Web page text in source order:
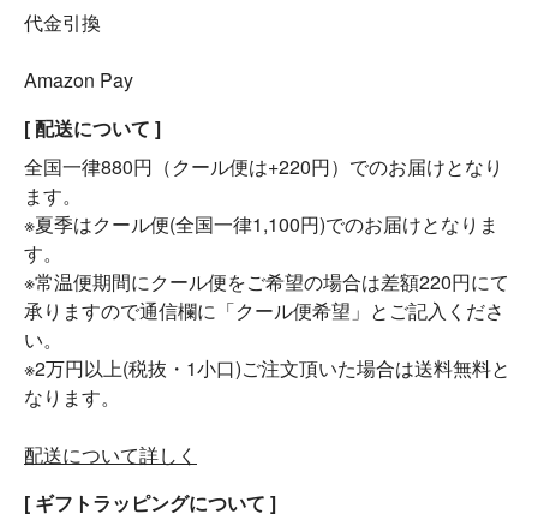
代金引換
Amazon Pay
[ 配送について ]
全国一律880円（クール便は+220円）でのお届けとなり
ます。
※夏季はクール便(全国一律1,100円)でのお届けとなりま
す。
※常温便期間にクール便をご希望の場合は差額220円にて
承りますので通信欄に「クール便希望」とご記入くださ
い。
※2万円以上(税抜・1小口)ご注文頂いた場合は送料無料と
なります。
配送について詳しく
[ ギフトラッピングについて ]